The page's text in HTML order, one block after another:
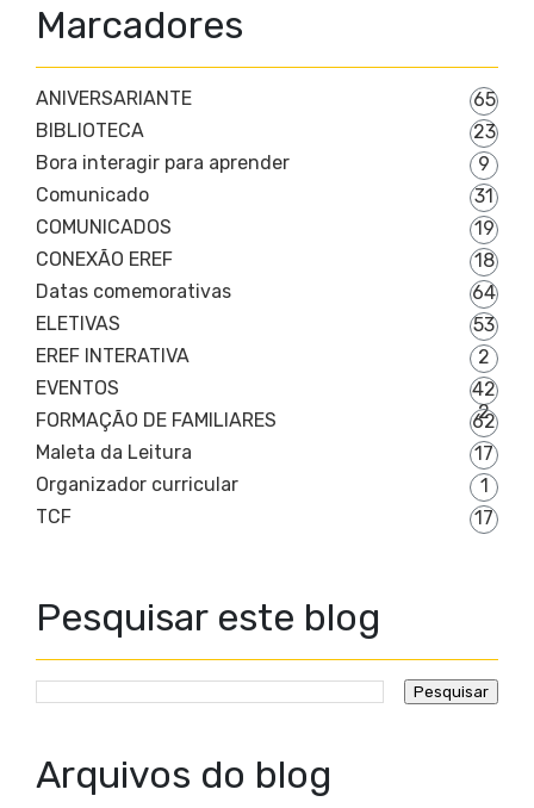
Marcadores
ANIVERSARIANTE
65
BIBLIOTECA
23
Bora interagir para aprender
9
Comunicado
31
COMUNICADOS
19
CONEXÃO EREF
18
Datas comemorativas
64
ELETIVAS
53
EREF INTERATIVA
2
EVENTOS
42
2
FORMAÇÃO DE FAMILIARES
62
Maleta da Leitura
17
Organizador curricular
1
TCF
17
Pesquisar este blog
Arquivos do blog